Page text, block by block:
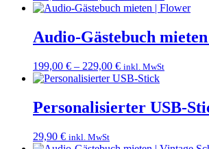
Audio-Gästebuch
199,00 € – 229,00 € inkl. MwSt
Personalisierter USB-
29,90 € inkl. MwSt